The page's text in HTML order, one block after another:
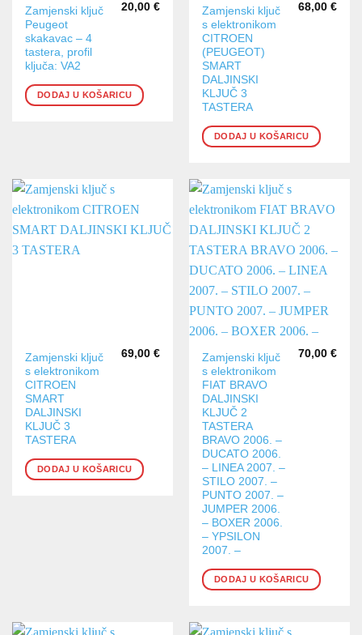
Zamjenski ključ
Peugeot
skakavac – 4
tastera, profil
ključa: VA2
20,00 €
DODAJ U KOŠARICU
Zamjenski ključ
s elektronikom
CITROEN
(PEUGEOT)
SMART
DALJINSKI
KLJUČ 3
TASTERA
68,00 €
DODAJ U KOŠARICU
Zamjenski ključ
s elektronikom
CITROEN
SMART
DALJINSKI
KLJUČ 3
TASTERA
69,00 €
DODAJ U KOŠARICU
Zamjenski ključ
s elektronikom
FIAT BRAVO
DALJINSKI
KLJUČ 2
TASTERA
BRAVO 2006. –
DUCATO 2006.
– LINEA 2007. –
STILO 2007. –
PUNTO 2007. –
JUMPER 2006.
– BOXER 2006.
– YPSILON
2007. –
70,00 €
DODAJ U KOŠARICU